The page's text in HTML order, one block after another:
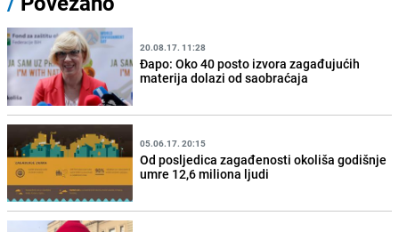
20.08.17. 11:28
Đapo: Oko 40 posto izvora zagađujućih
materija dolazi od saobraćaja
05.06.17. 20:15
Od posljedica zagađenosti okoliša godišnje
umre 12,6 miliona ljudi